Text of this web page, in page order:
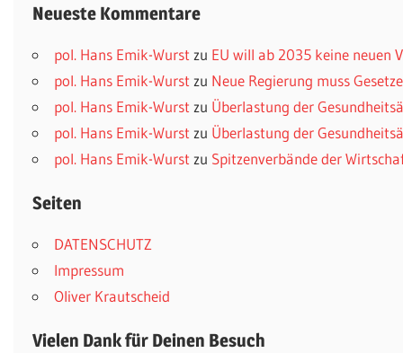
Neueste Kommentare
pol. Hans Emik-Wurst zu EU will ab 2035 keine neuen
pol. Hans Emik-Wurst zu Neue Regierung muss
pol. Hans Emik-Wurst zu Überlastung der
pol. Hans Emik-Wurst zu Überlastung der
pol. Hans Emik-Wurst zu Spitzenverbände der
Seiten
DATENSCHUTZ
Impressum
Oliver Krautscheid
Vielen Dank für Deinen Besuch